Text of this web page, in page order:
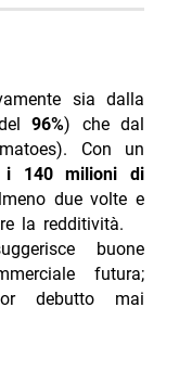
sia dalla
del96%) che dal
Con un
140 milioni di
due volte e
la redditività.
buone
futura;
debutto mai